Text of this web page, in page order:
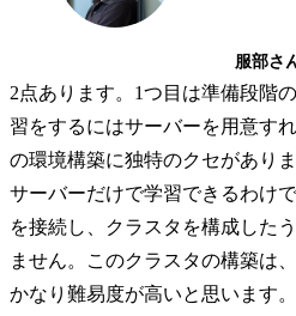
服部さ
2点あります。1つ目は準備段階
習をするにはサーバーを用意す
の環境構築に独特のクセがあり
サーバーだけで学習できるわけ
を接続し、クラスタを構成した
ません。このクラスタの構築は
かなり難易度が高いと思います